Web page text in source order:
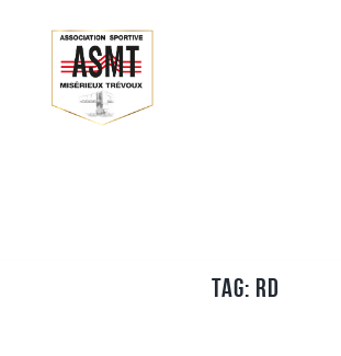
Tag: RD